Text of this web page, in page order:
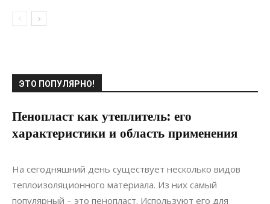
ЭТО ПОПУЛЯРНО!
Пенопласт как утеплитель: его
характеристики и область применения
25.05.2021
На сегодняшний день существует несколько видов
теплоизоляционного материала. Из них самый
популярный – это пенопласт. Используют его для